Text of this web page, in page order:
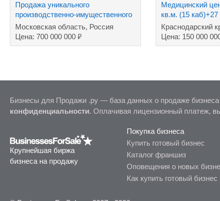
Продажа уникального
производственно-имущественного
комплекса
Московская область, Россия
Цена: 700 000 000 ₽
Медицинский
кв.м. (15 каб)+27
собственности
Краснодарский
Цена: 150 000
Бизнесы для Продажи .ру — база данных о продаже
конфиденциальности. Оплачивая лицензионный платеж,
Крупнейшая биржа
бизнеса на продажу
Покупка бизнеса
Купить готовый бизнес
Каталог франшиз
Оповещения о новых
Как купить готовый бизнес